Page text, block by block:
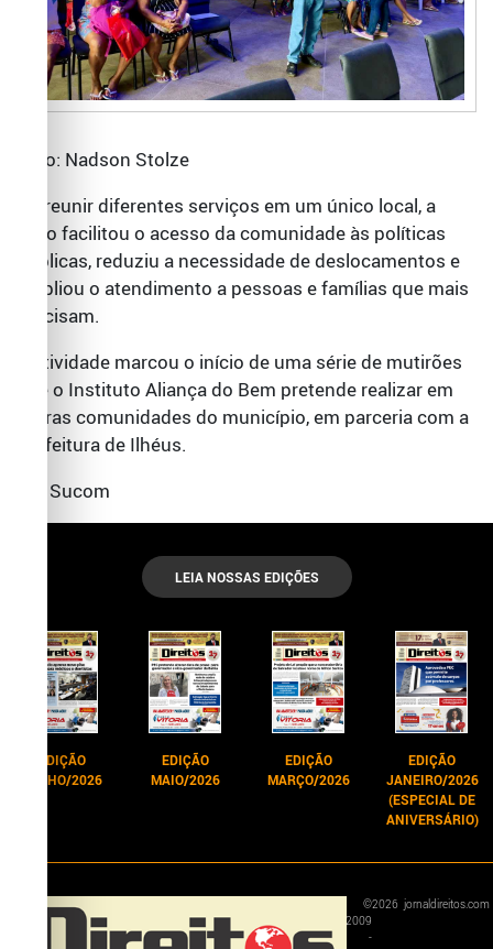
Foto: Nadson Stolze
Ao reunir diferentes serviços em um único local, a
ação facilitou o acesso da comunidade às políticas
públicas, reduziu a necessidade de deslocamentos e
ampliou o atendimento a pessoas e famílias que mais
precisam.
A atividade marcou o início de uma série de mutirões
que o Instituto Aliança do Bem pretende realizar em
outras comunidades do município, em parceria com a
Prefeitura de Ilhéus.
por Sucom
LEIA NOSSAS EDIÇÕES
EDIÇÃO
JUNHO/2026
EDIÇÃO
MAIO/2026
EDIÇÃO
MARÇO/2026
EDIÇÃO
JANEIRO/2026
(ESPECIAL DE
ANIVERSÁRIO)
©
2009
-
2026 jornaldireitos.com